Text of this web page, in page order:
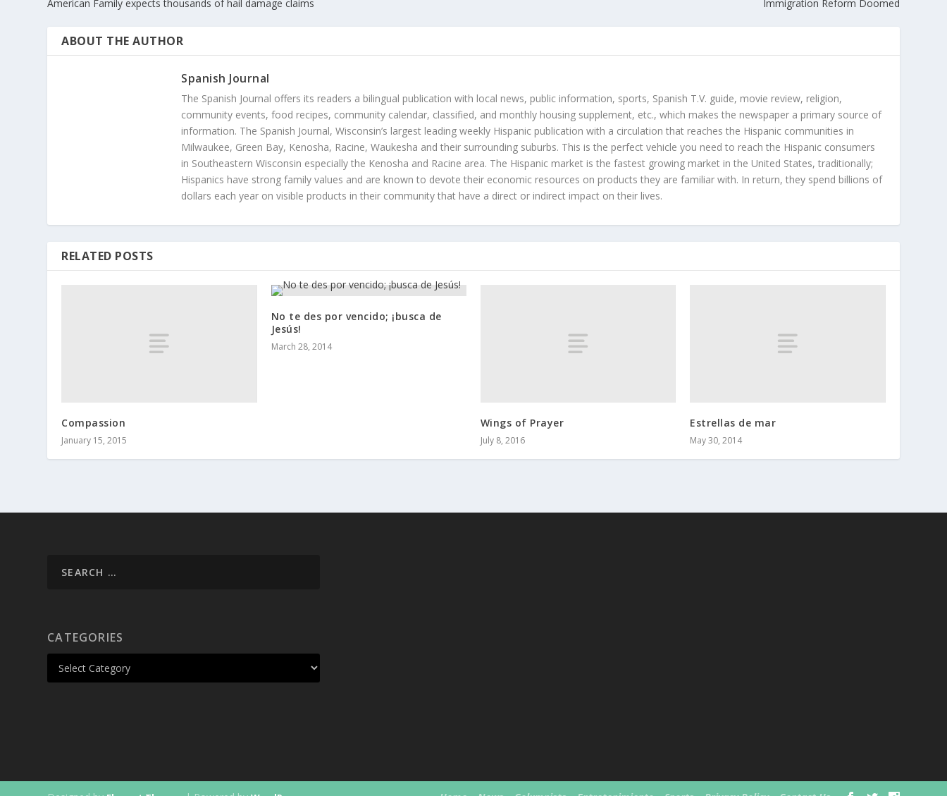
American Family expects thousands of hail damage claims Immigration Reform Doomed
ABOUT THE AUTHOR
Spanish Journal
The Spanish Journal offers its readers a bilingual publication with local news, public information, sports, Spanish T.V. guide, movie review, religion,
community events, food recipes, community calendar, classified, and monthly housing supplement, etc., which makes the newspaper a primary source of
information. The Spanish Journal, Wisconsin’s largest leading weekly Hispanic publication with a circulation that reaches the Hispanic communities in
Milwaukee, Green Bay, Kenosha, Racine, Waukesha and their surrounding suburbs. This is the perfect vehicle you need to reach the Hispanic consumers
in Southeastern Wisconsin especially the Kenosha and Racine area. The Hispanic market is the fastest growing market in the United States, traditionally;
Hispanics have strong family values and are known to devote their economic resources on products they are familiar with. In return, they spend billions of
dollars each year on visible products in their community that have a direct or indirect impact on their lives.
RELATED POSTS
Compassion
January 15, 2015
No te des por vencido; ¡busca de
Jesús!
March 28, 2014
Wings of Prayer
July 8, 2016
Estrellas de mar
May 30, 2014
CATEGORIES